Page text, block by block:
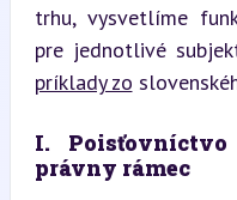
trhu, vysvetlíme
príklady zo
I.
právny rámec